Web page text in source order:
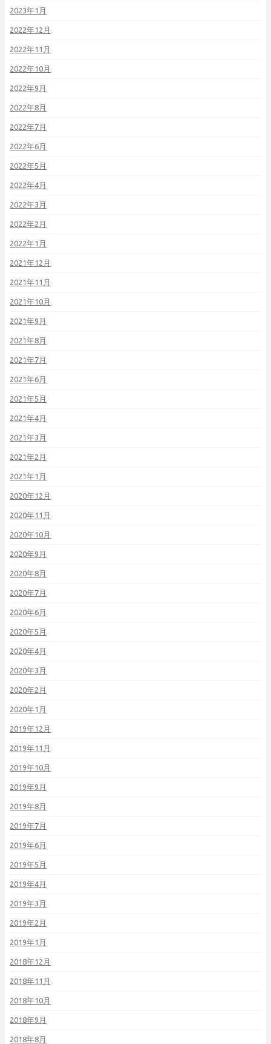
2023年1月
2022年12月
2022年11月
2022年10月
2022年9月
2022年8月
2022年7月
2022年6月
2022年5月
2022年4月
2022年3月
2022年2月
2022年1月
2021年12月
2021年11月
2021年10月
2021年9月
2021年8月
2021年7月
2021年6月
2021年5月
2021年4月
2021年3月
2021年2月
2021年1月
2020年12月
2020年11月
2020年10月
2020年9月
2020年8月
2020年7月
2020年6月
2020年5月
2020年4月
2020年3月
2020年2月
2020年1月
2019年12月
2019年11月
2019年10月
2019年9月
2019年8月
2019年7月
2019年6月
2019年5月
2019年4月
2019年3月
2019年2月
2019年1月
2018年12月
2018年11月
2018年10月
2018年9月
2018年8月